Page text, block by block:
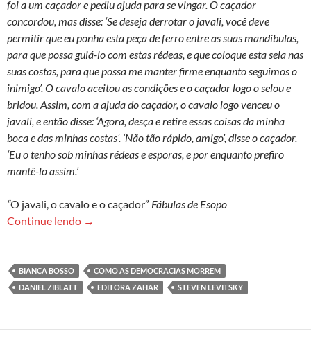
foi a um caçador e pediu ajuda para se vingar. O caçador
concordou, mas disse: ‘Se deseja derrotar o javali, você deve
permitir que eu ponha esta peça de ferro entre as suas mandíbulas,
para que possa guiá-lo com estas rédeas, e que coloque esta sela nas
suas costas, para que possa me manter firme enquanto seguimos o
inimigo’. O cavalo aceitou as condições e o caçador logo o selou e
bridou. Assim, com a ajuda do caçador, o cavalo logo venceu o
javali, e então disse: ‘Agora, desça e retire essas coisas da minha
boca e das minhas costas’. ‘Não tão rápido, amigo’, disse o caçador.
‘Eu o tenho sob minhas rédeas e esporas, e por enquanto prefiro
mantê-lo assim.’
“O javali, o cavalo e o caçador” Fábulas de Esopo
Continue lendo ‘Como as democracias morrem’: um novo
→
BIANCA BOSSO
COMO AS DEMOCRACIAS MORREM
DANIEL ZIBLATT
EDITORA ZAHAR STEVEN LEVITSKY